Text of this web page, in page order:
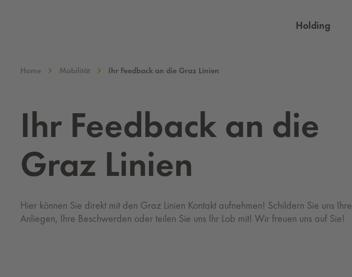
Holding
Home Mobilität Ihr Feedback an die Graz Linien
Ihr Feed­back an die
Graz Li­ni­en
Hier können Sie direkt mit den Graz Linien Kontakt aufnehmen! Schildern Sie uns Ihre
Anliegen, Ihre Beschwerden oder teilen Sie uns Ihr Lob mit! Wir freuen uns auf Sie!